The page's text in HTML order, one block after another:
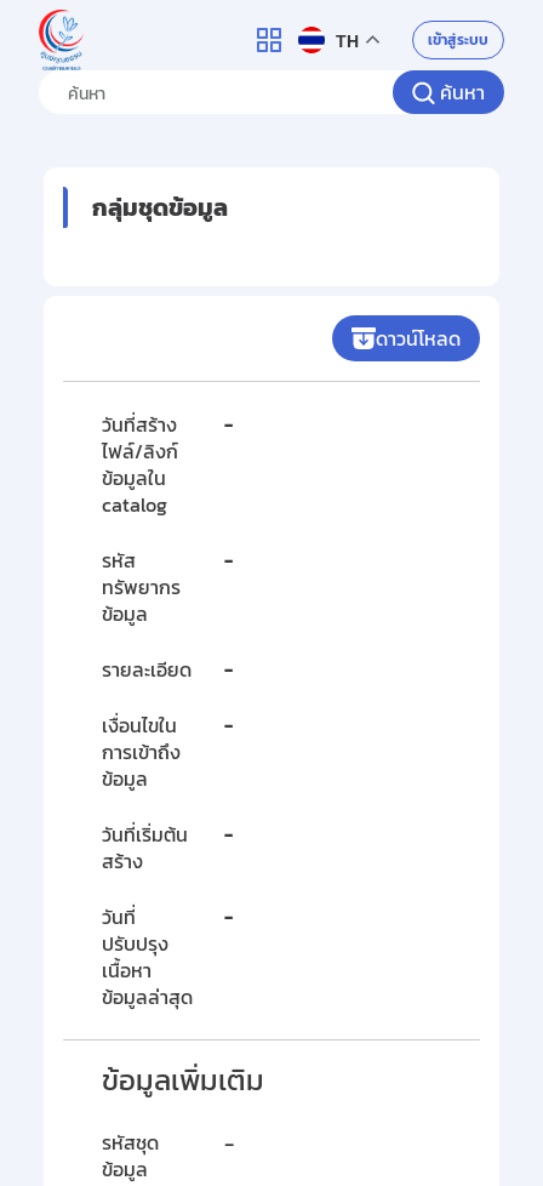
ศูนย์คุณธรรม TH เข้าสู่ระบบ
ค้นหา
กลุ่มชุดข้อมูล
ดาวน์โหลด
วันที่สร้าง
ไฟล์/ลิงก์
ข้อมูลใน
catalog
-
รหัส
ทรัพยากร
ข้อมูล
-
รายละเอียด
-
เงื่อนไขใน
การเข้าถึง
ข้อมูล
-
วันที่เริ่มต้น
สร้าง
-
วันที่
ปรับปรุง
เนื้อหา
ข้อมูลล่าสุด
-
ข้อมูลเพิ่มเติม
รหัสชุด
ข้อมูล
-